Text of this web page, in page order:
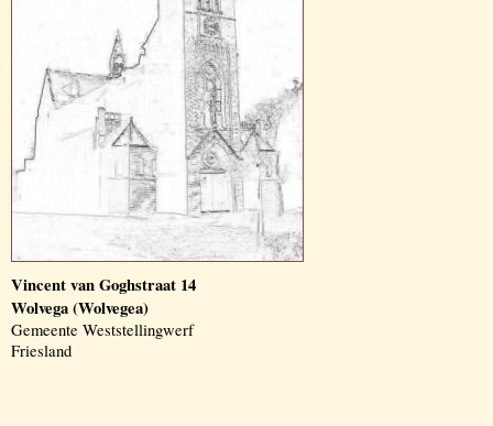
Vincent van Goghstraat 14
Wolvega (Wolvegea)
Gemeente Weststellingwerf
Friesland